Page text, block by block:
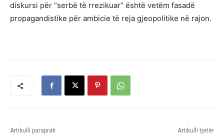
diskursi për “serbë të rrezikuar” është vetëm fasadë
propagandistike për ambicie të reja gjeopolitike në rajon.
Artikulli paraprak Artikulli tjetër